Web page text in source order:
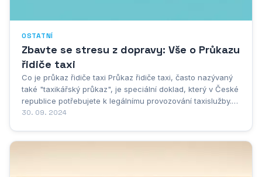
OSTATNÍ
Zbavte se stresu z dopravy: Vše o Průkazu
řidiče taxi
Co je průkaz řidiče taxi Průkaz řidiče taxi, často nazývaný
také "taxikářský průkaz", je speciální doklad, který v České
republice potřebujete k legálnímu provozování taxislužby.
Nejde jen o to, že musíte umět řídit – k získání tohoto
30. 09. 2024